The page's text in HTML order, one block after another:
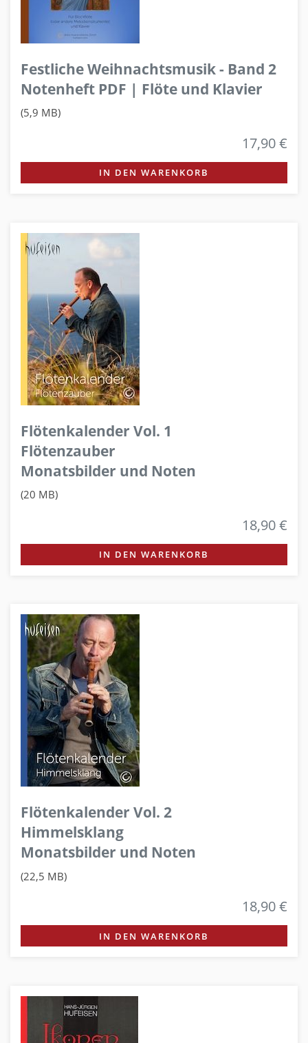
Festliche Weihnachtsmusik - Band 2
Notenheft PDF | Flöte und Klavier
(5,9 MB)
17,90 €
IN DEN WARENKORB
Flötenkalender Vol. 1
Flötenzauber
Monatsbilder und Noten
(20 MB)
18,90 €
IN DEN WARENKORB
Flötenkalender Vol. 2
Himmelsklang
Monatsbilder und Noten
(22,5 MB)
18,90 €
IN DEN WARENKORB